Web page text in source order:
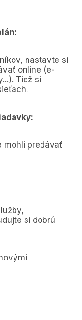
nastavte si
online (e-
Tiež si
mohli predávať
si dobrú